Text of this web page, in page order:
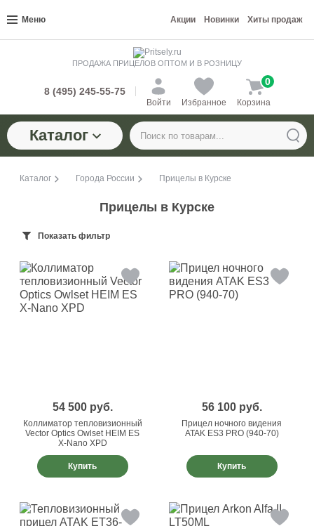
Меню Акции Новинки Хиты продаж
ПРОДАЖА ПРИЦЕЛОВ ОПТОМ И В РОЗНИЦУ
8 (495) 245-55-75
Войти Избранное Корзина
0
Каталог
Каталог Города России Прицелы в Курске
Прицелы в Курске
Показать фильтр
54 500 руб.
Коллиматор тепловизионный
Vector Optics Owlset HEIM ES
X-Nano XPD
Купить
56 100 руб.
Прицел ночного видения
ATAK ES3 PRO (940-70)
Купить